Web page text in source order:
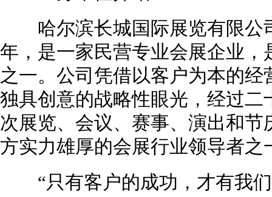
哈尔滨长城国际展览有限公
年，是一家民营专业会展企业
之一。公司凭借以客户为本的
独具创意的战略性眼光，经过
次展览、会议、赛事、演出和
方实力雄厚的会展行业领导者之
“只有客户的成功，才有我们